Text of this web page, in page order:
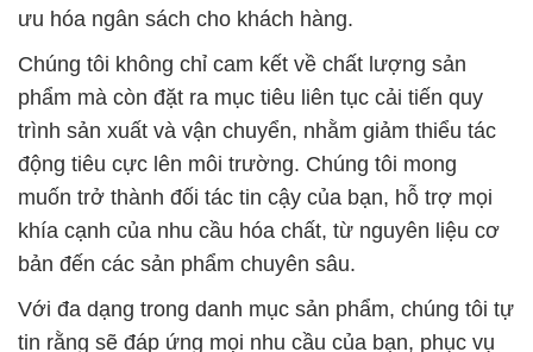
ưu hóa ngân sách cho khách hàng.
Chúng tôi không chỉ cam kết về chất lượng sản
phẩm mà còn đặt ra mục tiêu liên tục cải tiến quy
trình sản xuất và vận chuyển, nhằm giảm thiểu tác
động tiêu cực lên môi trường. Chúng tôi mong
muốn trở thành đối tác tin cậy của bạn, hỗ trợ mọi
khía cạnh của nhu cầu hóa chất, từ nguyên liệu cơ
bản đến các sản phẩm chuyên sâu.
Với đa dạng trong danh mục sản phẩm, chúng tôi tự
tin rằng sẽ đáp ứng mọi nhu cầu của bạn, phục vụ